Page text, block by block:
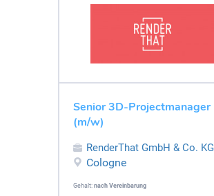
Senior 3D-Projectmanager
(m/w)
RenderThat GmbH & Co. KG
Cologne
Gehalt: nach Vereinbarung